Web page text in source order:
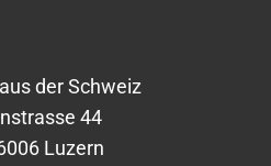
der Schweiz
44
Luzern